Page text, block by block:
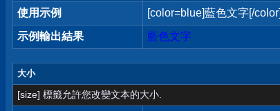
使用示例
[color=blue]藍色文字[/color]
示例輸出結果
藍色文字
大小
[size] 標籤允許您改變文本的大小.